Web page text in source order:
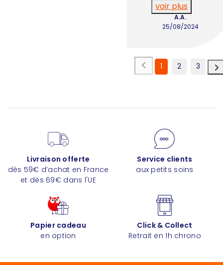
voir plus
25/08/2024
A.A.
1 2 3
Livraison offerte
dès 59€ d’achat en France
et dès 69€ dans l'UE
Service clients
aux petits soins
Papier cadeau
en option
Click & Collect
Retrait en 1h chrono